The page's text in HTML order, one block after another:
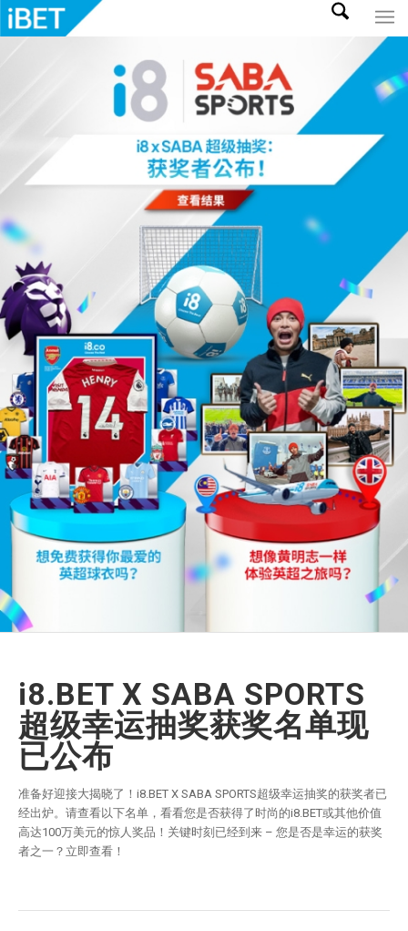
i8.BET X SABA SPORTS
超级幸运抽奖获奖名单现
已公布
准备好迎接大揭晓了！i8.BET X SABA SPORTS超级幸运抽奖的获奖者已
经出炉。请查看以下名单，看看您是否获得了时尚的i8.BET或其他价值
高达100万美元的惊人奖品！关键时刻已经到来 – 您是否是幸运的获奖
者之一？立即查看！